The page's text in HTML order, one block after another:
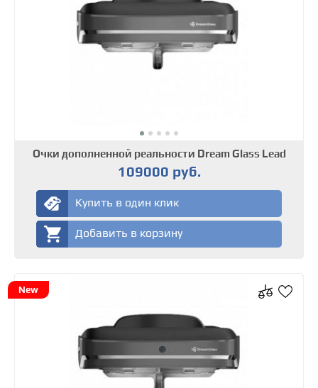
Очки дополненной реальности Dream Glass Lead
109000 руб.
Купить в один клик
Добавить в корзину
New